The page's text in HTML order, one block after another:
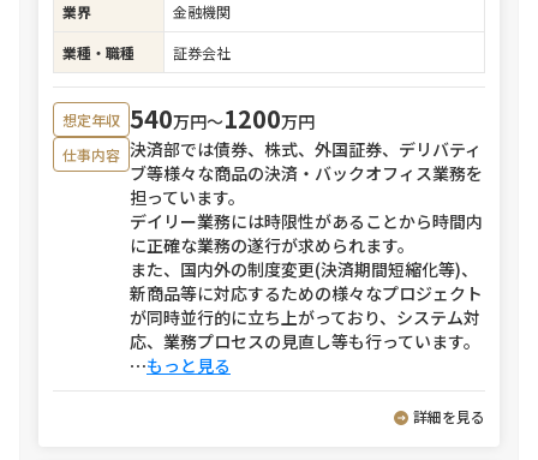
業界
金融機関
業種・職種
証券会社
想定年収 540万円〜1200万円
仕事内容 決済部では債券、株式、外国証券、デリバティ
ブ等様々な商品の決済・バックオフィス業務を
担っています。
デイリー業務には時限性があることから時間内
に正確な業務の遂行が求められます。
また、国内外の制度変更(決済期間短縮化等)、
新商品等に対応するための様々なプロジェクト
が同時並行的に立ち上がっており、システム対
応、業務プロセスの見直し等も行っています。
⋯もっと見る
詳細を見る